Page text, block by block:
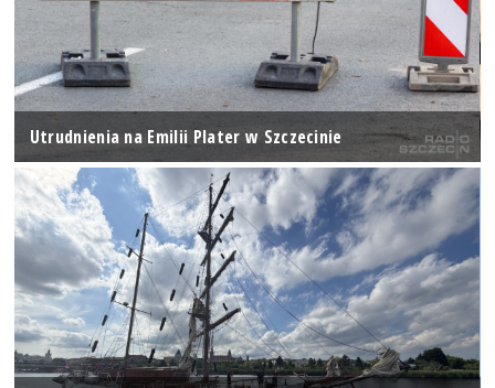
Utrudnienia na Emilii Plater w Szczecinie